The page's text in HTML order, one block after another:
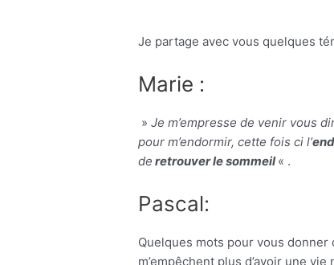
Je partage avec vous quelques
Marie :
»Je m’empresse de venir vous
pour m’endormir, cette fois ci l’
de retrouver le sommeil « .
Pascal:
Quelques mots pour vous
m’empêchent plus d’avoir une